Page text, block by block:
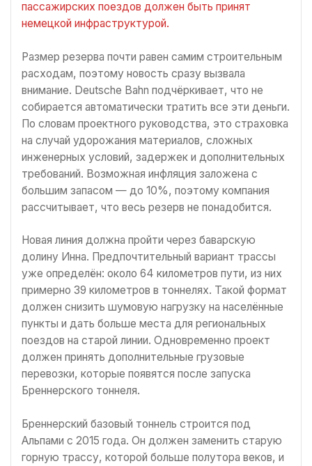
пассажирских поездов должен быть принят
немецкой инфраструктурой.
Размер резерва почти равен самим строительным
расходам, поэтому новость сразу вызвала
внимание. Deutsche Bahn подчёркивает, что не
собирается автоматически тратить все эти деньги.
По словам проектного руководства, это страховка
на случай удорожания материалов, сложных
инженерных условий, задержек и дополнительных
требований. Возможная инфляция заложена с
большим запасом — до 10%, поэтому компания
рассчитывает, что весь резерв не понадобится.
Новая линия должна пройти через баварскую
долину Инна. Предпочтительный вариант трассы
уже определён: около 64 километров пути, из них
примерно 39 километров в тоннелях. Такой формат
должен снизить шумовую нагрузку на населённые
пункты и дать больше места для региональных
поездов на старой линии. Одновременно проект
должен принять дополнительные грузовые
перевозки, которые появятся после запуска
Бреннерского тоннеля.
Бреннерский базовый тоннель строится под
Альпами с 2015 года. Он должен заменить старую
горную трассу, которой больше полутора веков, и